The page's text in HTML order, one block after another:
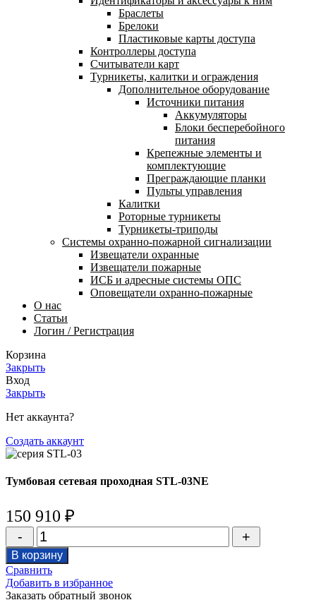
Браслеты
Брелоки
Пластиковые карты доступа
Контроллеры доступа
Считыватели карт
Турникеты, калитки и ограждения
Дополнительное оборудование
Источники питания
Аккумуляторы
Блоки бесперебойного
питания
Крепежные элементы и
комплектующие
Преграждающие планки
Пульты управления
Калитки
Роторные турникеты
Турникеты-триподы
Системы охранно-пожарной сигнализации
Извещатели охранные
Извещатели пожарные
ИСБ и адресные системы ОПС
Оповещатели охранно-пожарные
О нас
Статьи
Логин / Регистрация
Корзина
Закрыть
Вход
Закрыть
Нет аккаунта?
Создать аккаунт
Тумбовая сетевая проходная STL-03NE
150 910 ₽
Количество
товара
Тумбовая
сетевая
проходная
STL-
В корзину
Сравнить
Добавить в избранное
Заказать обратный звонок